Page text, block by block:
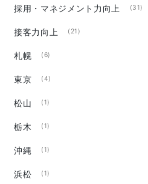
採用・マネジメント力向上 (31)
接客力向上 (21)
札幌 (6)
東京 (4)
松山 (1)
栃木 (1)
沖縄 (1)
浜松 (1)